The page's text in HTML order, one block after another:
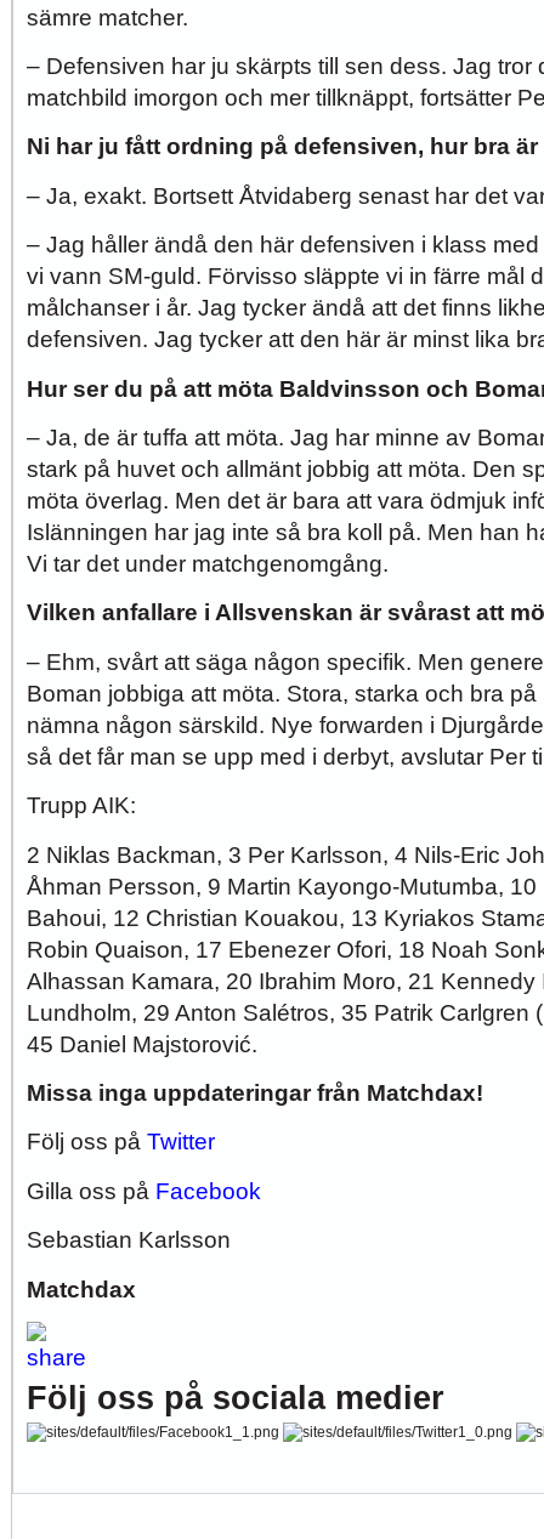
sämre matcher.
– Defensiven har ju skärpts till sen dess. Jag tror
matchbild imorgon och mer tillknäppt, fortsätter
Ni har ju fått ordning på defensiven, hur bra
– Ja, exakt. Bortsett Åtvidaberg senast har det
– Jag håller ändå den här defensiven i klass
vi vann SM-guld. Förvisso släppte vi in färre mål
målchanser i år. Jag tycker ändå att det finns
defensiven. Jag tycker att den här är minst lika
Hur ser du på att möta Baldvinsson och
– Ja, de är tuffa att möta. Jag har minne av
stark på huvet och allmänt jobbig att möta. Den
möta överlag. Men det är bara att vara ödmjuk
Islänningen har jag inte så bra koll på. Men han
Vi tar det under matchgenomgång.
Vilken anfallare i Allsvenskan är svårast att
– Ehm, svårt att säga någon specifik. Men
Boman jobbiga att möta. Stora, starka och bra
nämna någon särskild. Nye forwarden i
så det får man se upp med i derbyt, avslutar Per
Trupp AIK:
2 Niklas Backman, 3 Per Karlsson, 4 Nils-Eric
Åhman Persson, 9 Martin Kayongo-Mutumba,
Bahoui, 12 Christian Kouakou, 13 Kyriakos
Robin Quaison, 17 Ebenezer Ofori, 18 Noah
Alhassan Kamara, 20 Ibrahim Moro, 21
Lundholm, 29 Anton Salétros, 35 Patrik Carlgren
45 Daniel Majstorović.
Missa inga uppdateringar från Matchdax!
Följ oss på Twitter
Gilla oss på Facebook
Sebastian Karlsson
Matchdax
Följ oss på sociala medier